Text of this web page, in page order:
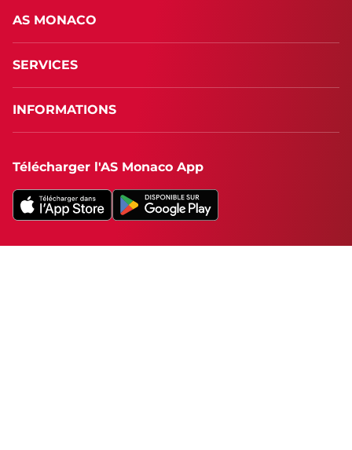
AS MONACO
SERVICES
INFORMATIONS
Télécharger l'AS Monaco App